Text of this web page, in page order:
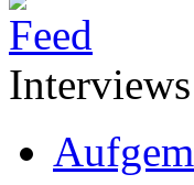
Interviews